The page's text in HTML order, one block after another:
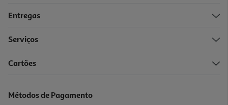
Entregas
Serviços
Cartões
Métodos de Pagamento